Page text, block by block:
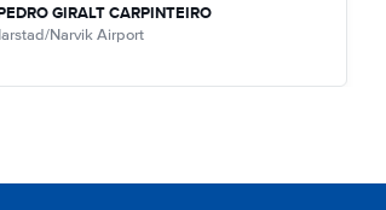
GIRALT CARPINTEIRO
Narvik Airport